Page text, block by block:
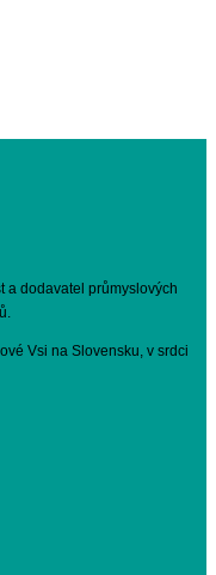
a dodavatel průmyslových
Vsi na Slovensku, v srdci